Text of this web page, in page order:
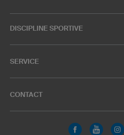
DISCIPLINE SPORTIVE
SERVICE
CONTACT